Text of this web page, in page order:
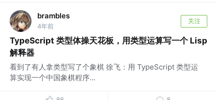
brambles
4年前
关注
TypeScript 类型体操天花板，用类型运算写一个 Lisp
解释器
看到了有人拿类型写了个象棋 徐飞：用 TypeScript 类型运
算实现一个中国象棋程序...